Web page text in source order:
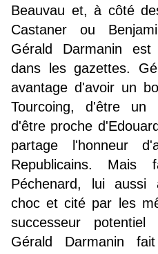
Beauvau et, à côté
Castaner ou
Gérald Darmanin
dans les gazettes.
avantage d'avoir un
Tourcoing, d'être un
d'être proche
partage l'honneur
Republicains.
Péchenard, lui aussi
choc et cité par les
successeur
Gérald Darmanin